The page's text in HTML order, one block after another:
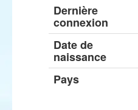
Dernière
connexion
Date de
naissance
Pays